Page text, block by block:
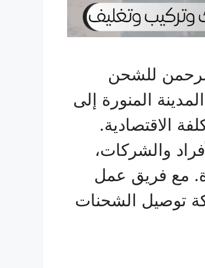
للشحن
المنورة إلى
الاقتصادية.
والشركات،
مع فريق عمل
توصيل الشحنات